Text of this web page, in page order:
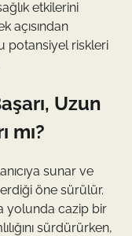
etkilerini
açısından
potansiyel riskleri
Uzun
mı?
sunar ve
öne sürülür.
yolunda cazip bir
sürdürürken,